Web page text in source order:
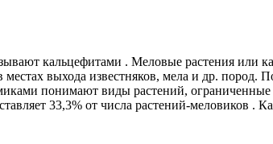
кальцефитами . Меловые растения
выхода известняков, мела и др.
понимают виды растений, ограниченные
33,3% от числа растений-меловиков .